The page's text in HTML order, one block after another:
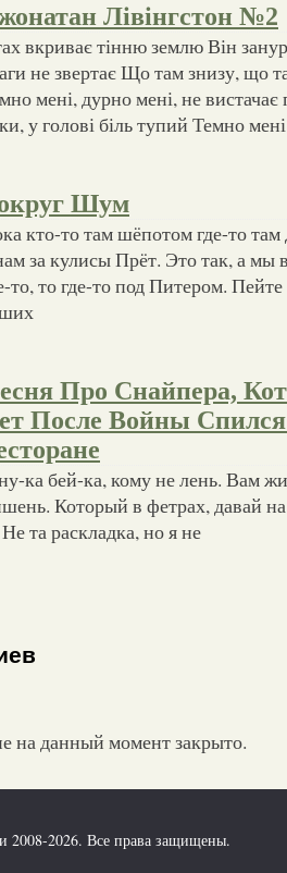
Лівінгстон №2
вкриває тінню землю Він
не звертає Що там знизу, що
мені, дурно мені, не
у голові біль тупий Темно
Шум
кто-то там шёпотом где-то там
за кулисы Прёт. Это так, а мы
то, то где-то под Питером.
Про Снайпера,
После Войны
ка бей-ка, кому не лень. Вам
Который в фетрах, давай
та раскладка, но я не
на данный момент закрыто.
2008-2026. Все права защищены.